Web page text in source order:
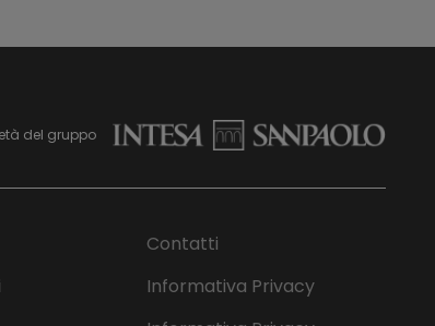
riutilizzarle per attività
del gruppo
Contatti
Informativa Privacy